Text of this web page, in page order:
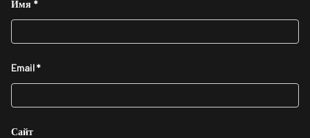
Имя *
Email*
Сайт